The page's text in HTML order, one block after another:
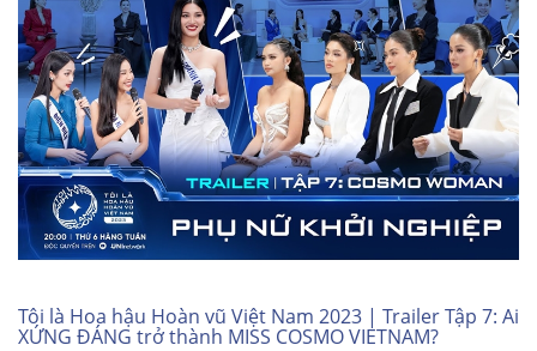
Tôi là Hoa hậu Hoàn vũ Việt Nam 2023 | Trailer Tập 7: Ai
XỨNG ĐÁNG trở thành MISS COSMO VIETNAM?